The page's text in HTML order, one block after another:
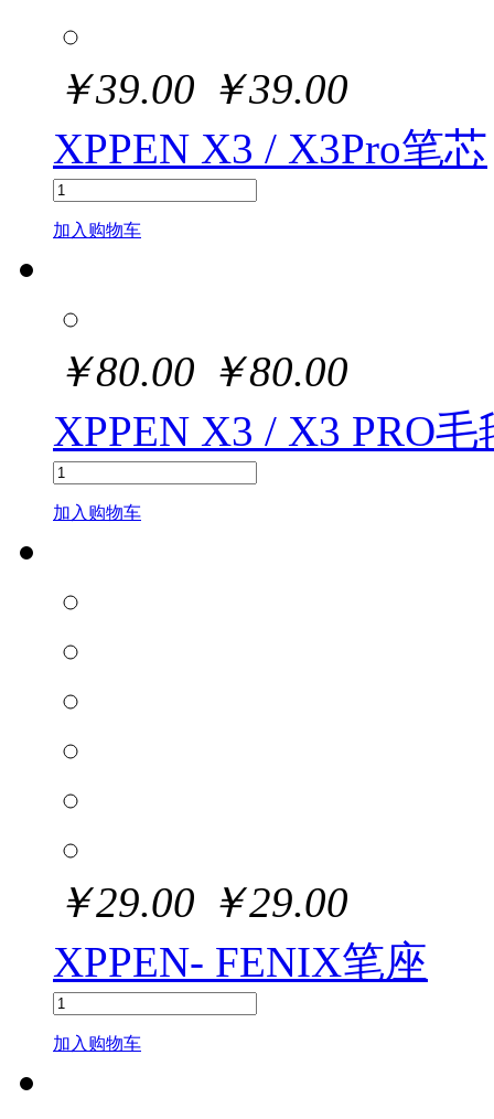
￥39.00 ￥39.00
XPPEN X3 / X3Pro笔芯
加入购物车
￥80.00 ￥80.00
XPPEN X3 / X3 PRO
加入购物车
￥29.00 ￥29.00
XPPEN- FENIX笔座
加入购物车